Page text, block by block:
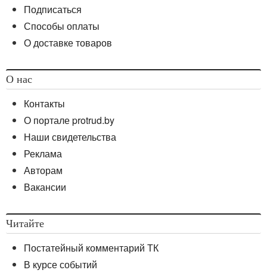
Подписаться
Способы оплаты
О доставке товаров
О нас
Контакты
О портале protrud.by
Наши свидетельства
Реклама
Авторам
Вакансии
Читайте
Постатейный комментарий ТК
В курсе событий